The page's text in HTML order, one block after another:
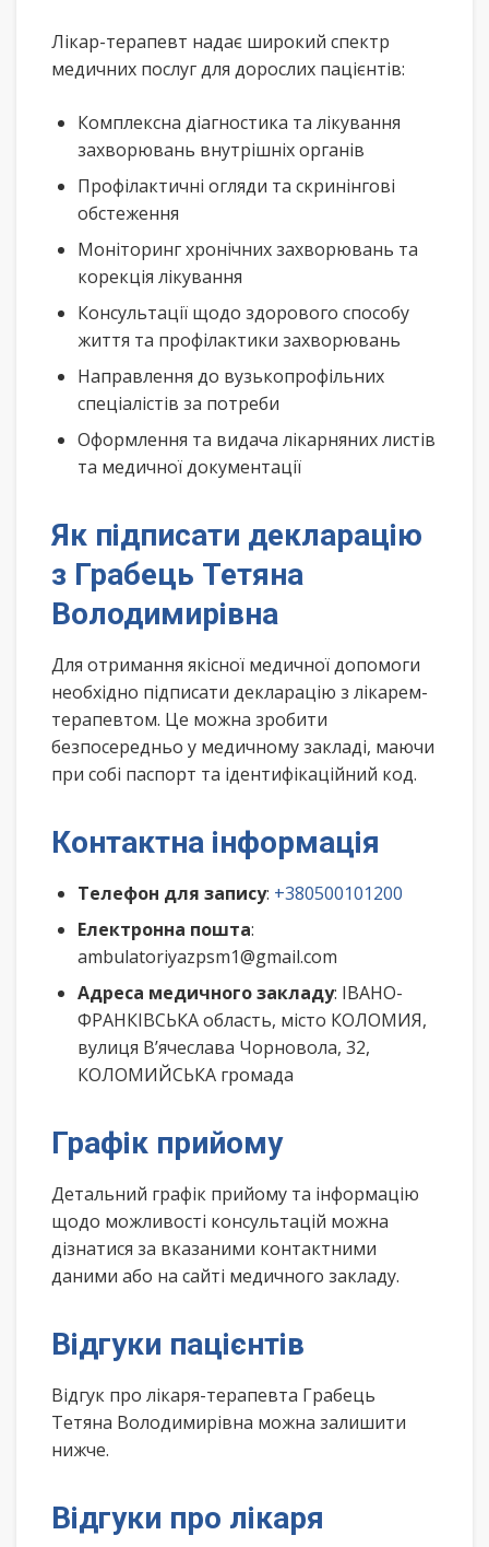
Лікар-терапевт надає широкий спектр
медичних послуг для дорослих пацієнтів:
Комплексна діагностика та лікування
захворювань внутрішніх органів
Профілактичні огляди та скринінгові
обстеження
Моніторинг хронічних захворювань та
корекція лікування
Консультації щодо здорового способу
життя та профілактики захворювань
Направлення до вузькопрофільних
спеціалістів за потреби
Оформлення та видача лікарняних листів
та медичної документації
Як підписати декларацію
з Грабець Тетяна
Володимирівна
Для отримання якісної медичної допомоги
необхідно підписати декларацію з лікарем-
терапевтом. Це можна зробити
безпосередньо у медичному закладі, маючи
при собі паспорт та ідентифікаційний код.
Контактна інформація
Телефон для запису: +380500101200
Електронна пошта:
ambulatoriyazpsm1@gmail.com
Адреса медичного закладу: ІВАНО-
ФРАНКІВСЬКА область, місто КОЛОМИЯ,
вулиця В’ячеслава Чорновола, 32,
КОЛОМИЙСЬКА громада
Графік прийому
Детальний графік прийому та інформацію
щодо можливості консультацій можна
дізнатися за вказаними контактними
даними або на сайті медичного закладу.
Відгуки пацієнтів
Відгук про лікаря-терапевта Грабець
Тетяна Володимирівна можна залишити
нижче.
Відгуки про лікаря